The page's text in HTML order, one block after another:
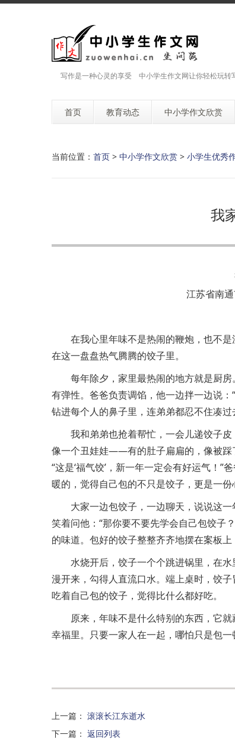
写作是一种心灵的享受 中小学生作文网让你轻松玩转
首页 教育动态 中小学作文欣赏
当前位置： 首页 > 中小学作文欣赏 > 小学生优秀
我
江苏省南
在我心里年味不是热闹的鞭炮，也不
在这一盘盘热气腾腾的饺子里。
每年除夕，家里最热闹的地方就是厨
有弹性。爸爸负责调馅，他一边拌一边说
钻进每个人的鼻子里，连弟弟都忍不住凑过
我和弟弟也抢着帮忙，一会儿递饺子
像一个丑娃娃——有的肚子扁扁的，像被踩
“这是‘福气饺’，新一年一定会有好运气！”
暖的，觉得自己包的不只是饺子，更是一份
大家一边包饺子，一边聊天，说说这
笑着问他：“那你要不要先学会自己包饺子
的味道。包好的饺子整整齐齐地摆在案板
水烧开后，饺子一个个跳进锅里，在
漫开来，勾得人直流口水。端上桌时，饺
吃着自己包的饺子，觉得比什么都好吃。
原来，年味不是什么特别的东西，它
幸福里。只要一家人在一起，哪怕只是包
上一篇 ： 滚滚长江东逝水
下一篇 ： 返回列表